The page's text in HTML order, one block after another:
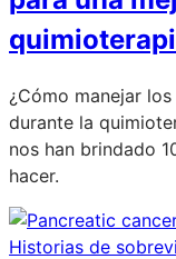
¿Cómo manejar
durante la
nos han brindado
hacer.
Historias de